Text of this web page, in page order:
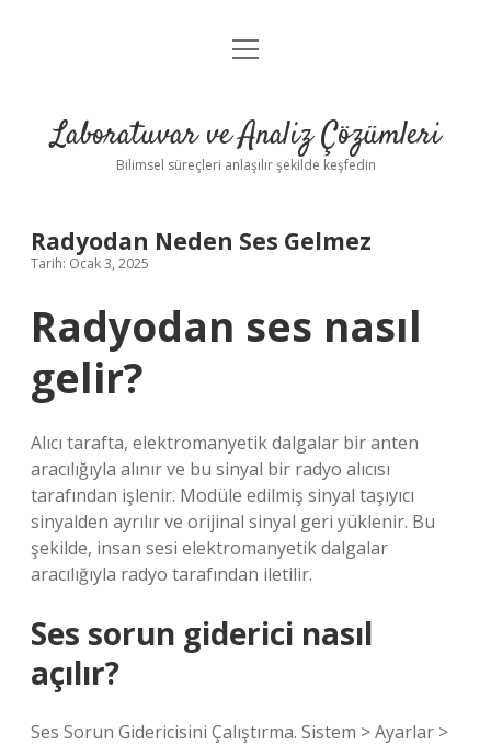
Anasayfa
Yasal Uyarı
menüyü
Laboratuvar ve Analiz Çözümleri
Bilimsel süreçleri anlaşılır şekilde keşfedin
Radyodan Neden Ses Gelmez
Tarih: Ocak 3, 2025
Radyodan ses nasıl
gelir?
Alıcı tarafta, elektromanyetik dalgalar bir anten
aracılığıyla alınır ve bu sinyal bir radyo alıcısı
tarafından işlenir. Modüle edilmiş sinyal taşıyıcı
sinyalden ayrılır ve orijinal sinyal geri yüklenir. Bu
şekilde, insan sesi elektromanyetik dalgalar
aracılığıyla radyo tarafından iletilir.
Ses sorun giderici nasıl
açılır?
Ses Sorun Gidericisini Çalıştırma. Sistem > Ayarlar >